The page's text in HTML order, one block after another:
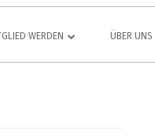
WERDEN ÜBER UNS